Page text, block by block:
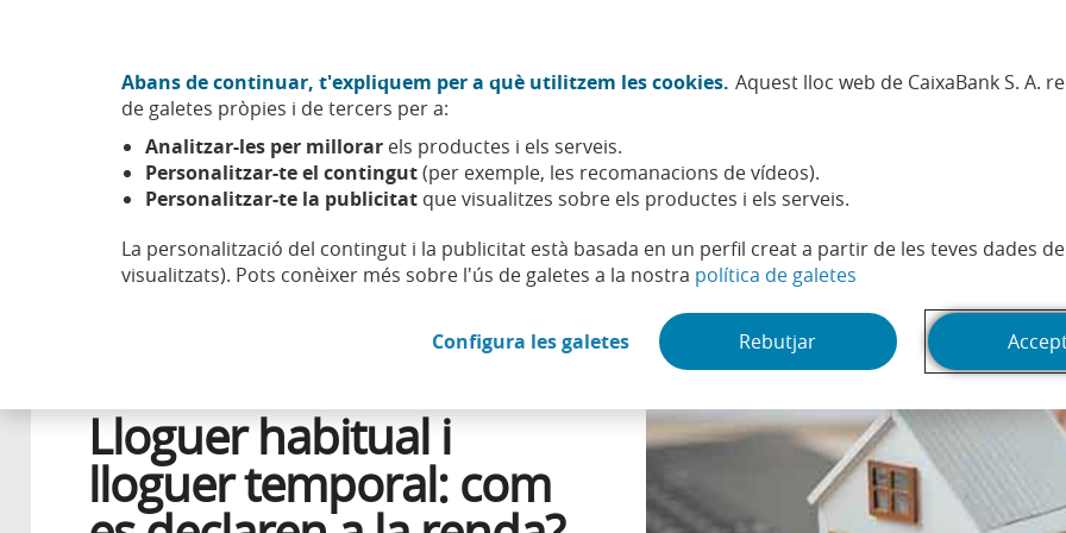
Abans de continuar, t'expliquem per a què utilitzem les cookies. Aquest lloc web de CaixaBank S. A.
de galetes pròpies i de tercers per a:
Analitzar-les per millorar els productes i els serveis.
Personalitzar-te el contingut(per exemple, les recomanacions de vídeos).
Personalitzar-te la publicitat que visualitzes sobre els productes i els serveis.
La personalització del contingut i la publicitat està basada en un perfil creat a partir de les teves dades
visualitzats). Pots conèixer més sobre l'ús de galetes a la nostra política de galetes
Configura les galetes(Obre en finestra nova)
Rebutjar
Sobre nosaltres Accionistes i inversors
Esfera Aprendre Salut financera Lloguer habitual i lloguer temporal: com es declaren a la renda?
6 MAIG 2025
Lloguer habitual i
lloguer temporal: com